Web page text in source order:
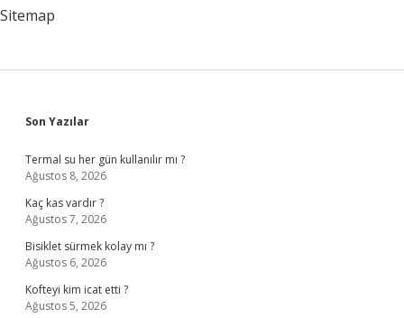
Sitemap
Sidebar
Son Yazılar
Termal su her gün kullanılır mı ?
Ağustos 8, 2026
Kaç kas vardır ?
Ağustos 7, 2026
Bisiklet sürmek kolay mı ?
Ağustos 6, 2026
Kofteyi kim icat etti ?
Ağustos 5, 2026